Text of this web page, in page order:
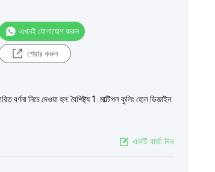
এখনই যোগাযোগ করুন
শেয়ার করুন
বর্ণনা নিচে দেওয়া হল: বৈশিষ্ট্য 1. মাল্টিপল কুলিং হোল ডিজাইন:
একটি বার্তা দিন